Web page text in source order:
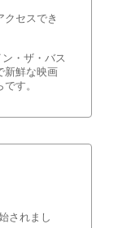
クセスでき
・ザ・バス
新鮮な映画
す。
されまし